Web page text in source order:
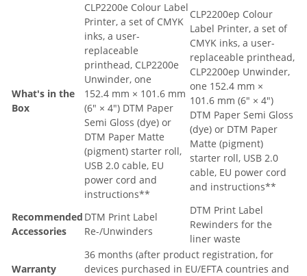
What's in the
Box
CLP2200e Colour Label
Printer, a set of CMYK
inks, a user-
replaceable
printhead, CLP2200e
Unwinder, one
152.4 mm × 101.6 mm
(6" × 4") DTM Paper
Semi Gloss (dye) or
DTM Paper Matte
(pigment) starter roll,
USB 2.0 cable, EU
power cord and
instructions**
CLP2200ep Colour
Label Printer, a set of
CMYK inks, a user-
replaceable printhead,
CLP2200ep Unwinder,
one 152.4 mm ×
101.6 mm (6" × 4")
DTM Paper Semi Gloss
(dye) or DTM Paper
Matte (pigment)
starter roll, USB 2.0
cable, EU power cord
and instructions**
Recommended
Accessories
DTM Print Label
Re-/Unwinders
DTM Print Label
Rewinders for the
liner waste
Warranty
36 months (after product registration, for
devices purchased in EU/EFTA countries and